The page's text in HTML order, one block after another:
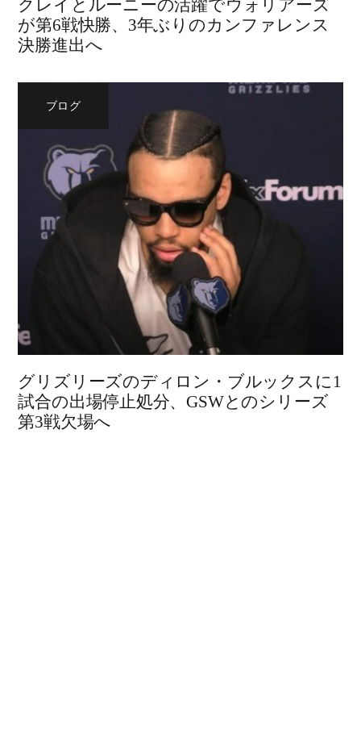
クレイとルーニーの活躍でウォリアーズ
が第6戦快勝、3年ぶりのカンファレンス
決勝進出へ
ブログ
グリズリーズのディロン・ブルックスに1
試合の出場停止処分、GSWとのシリーズ
第3戦欠場へ